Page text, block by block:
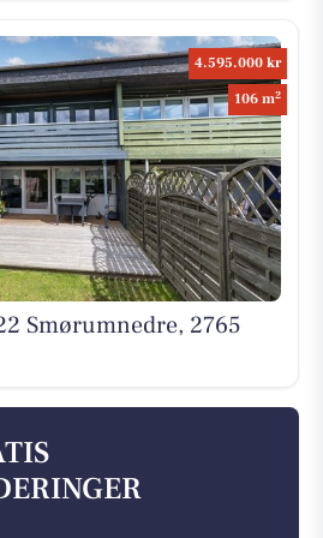
4.595.000 kr
106 m2
Smørumnedre, 2765